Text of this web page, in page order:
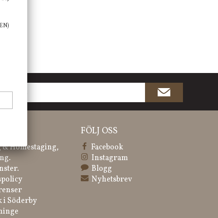
Homestaging,
i Söderby
FÖLJ OSS
Facebook
Instagram
Blogg
Nyhetsbrev